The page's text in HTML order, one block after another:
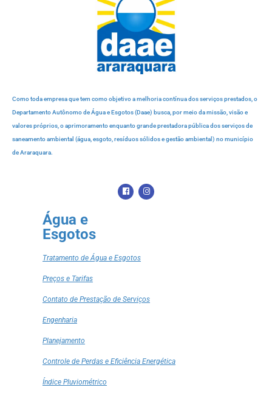
Como toda empresa que tem como objetivo a melhoria contínua dos serviços prestados, o
Departamento Autônomo de Água e Esgotos (Daae) busca, por meio da missão, visão e
valores próprios, o aprimoramento enquanto grande prestadora pública dos serviços de
saneamento ambiental (água, esgoto, resíduos sólidos e gestão ambiental) no município
de Araraquara.
Água e
Esgotos
Tratamento de Água e Esgotos
Preços e Tarifas
Contato de Prestação de Serviços
Engenharia
Planejamento
Controle de Perdas e Eficiência Energética
Índice Pluviométrico